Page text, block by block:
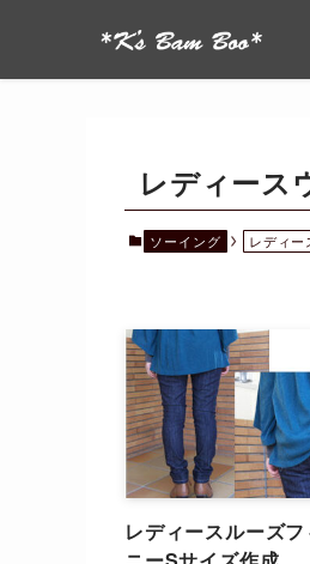
レディース
ソーイング レディー
レディースルーズ